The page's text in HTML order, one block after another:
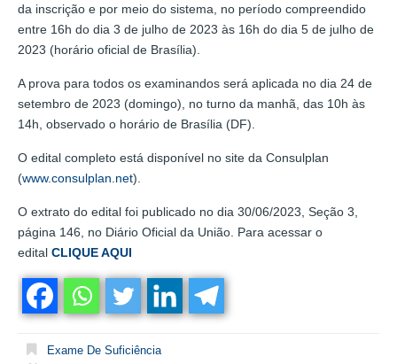
da inscrição e por meio do sistema, no período compreendido
entre 16h do dia 3 de julho de 2023 às 16h do dia 5 de julho de
2023 (horário oficial de Brasília).
A prova para todos os examinandos será aplicada no dia 24 de
setembro de 2023 (domingo), no turno da manhã, das 10h às
14h, observado o horário de Brasília (DF).
O edital completo está disponível no site da Consulplan
(www.consulplan.net).
O extrato do edital foi publicado no dia 30/06/2023, Seção 3,
página 146, no Diário Oficial da União. Para acessar o
edital CLIQUE AQUI
Exame De Suficiência